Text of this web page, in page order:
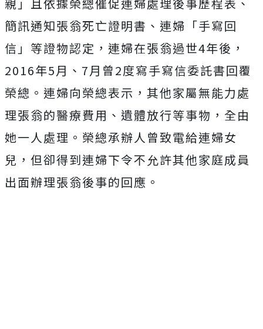
簡訊通知張翁死亡證明書、連婦「手寫回
信」等證物認定，連婦在張翁過世4年後，
2016年5月、7月曾2度寫手寫信委託書回覆
榮總。連婦向榮總表示，其他家屬無能力處
理張翁的醫療費用、遺體放行等事物，全由
她一人處理。榮總承辦人曾致電給連婦女
兒，但卻得到連婦下令不允許其他家庭成員
出面辦理張翁後事的回應。